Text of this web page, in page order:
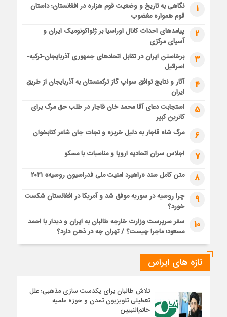
1
نگاهی به تاریخ و وضعیت قوم هزاره در افغانستان؛ داستان
قوم همواره مغضوب
2
پیامدهای احداث کانال اوراسیا بر ژئواکونومیک ایران و
آسیای مرکزی
3
برخاستن ایران در تقابل اتحادهای جمهوری آذربایجان-ترکیه-
اسرائیل
4
آثار و نتایج توافق سواپ گاز ترکمنستان به آذربایجان از طریق
ایران
5
استجابت دعای آقا محمد خان قاجار در طلب حق مرگ برای
کاترین کبیر
6 مرگ شاه قاجار به دلیل خربزه و نجات جان شاعر کتابخوان
7 اجلاس سران اتحادیه اروپا و مناسبات با مسکو
8 متن کامل سند «راهبرد امنیت ملی فدراسیون روسیه» ۲۰۲۱
9
چرا روسیه در سوریه موفق شد و آمریکا در افغانستان شکست
خورد؟
10
سفر سرپرست وزارت خارجه طالبان به ایران و دیدار با احمد
مسعود؛ ماجرا چیست؟ / تهران چه در ذهن دارد؟
تازه های ایراس
تلاش طالبان برای یکدست سازی مذهبی؛ علل
تعطیلی تلویزیون تمدن و حوزه علمیه
خاتم‌النبیین